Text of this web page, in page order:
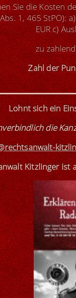
Sie die Kosten
1, 465 StPO):
EUR c)
zu
Zahl der
Lohnt sich ein
die
Kitzlinger ist